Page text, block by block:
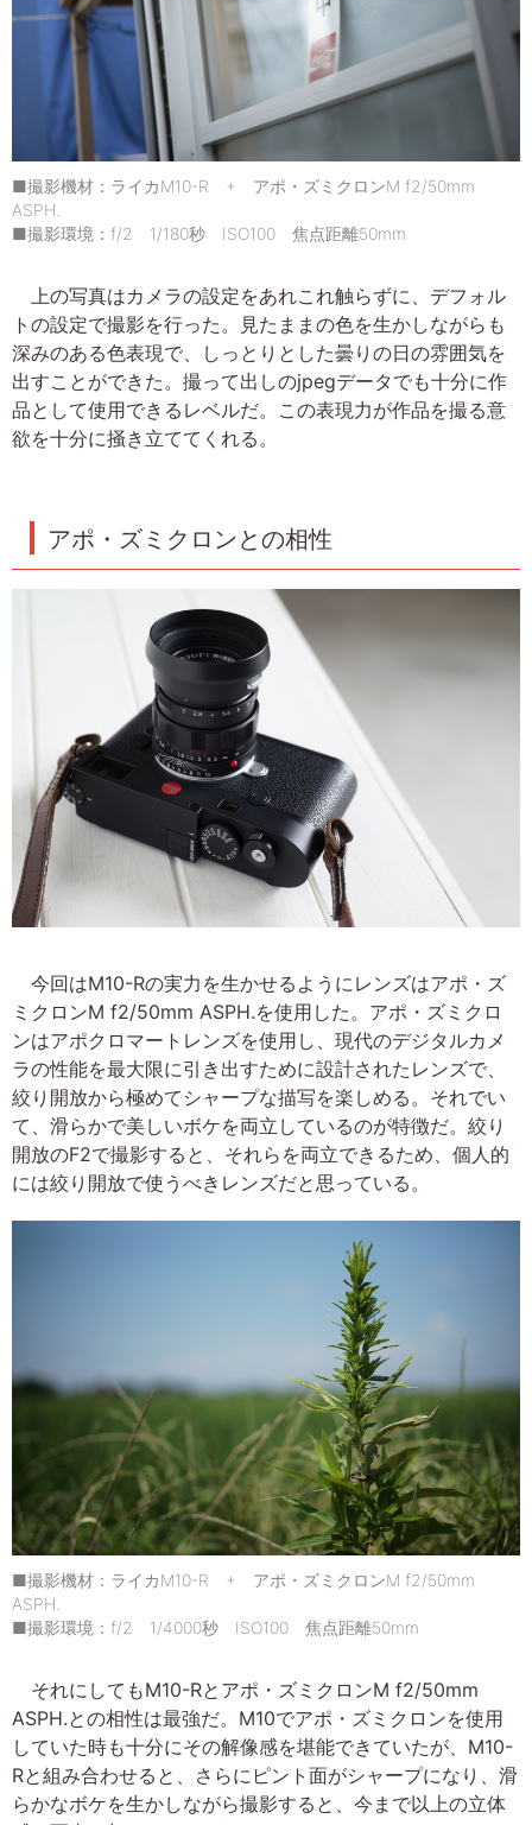
■撮影機材：ライカM10-R + アポ・ズミクロンM f2/50mm
ASPH.
■撮影環境：f/2 1/180秒 ISO100 焦点距離50mm
上の写真はカメラの設定をあれこれ触らずに、デフォル
トの設定で撮影を行った。見たままの色を生かしながらも
深みのある色表現で、しっとりとした曇りの日の雰囲気を
出すことができた。撮って出しのjpegデータでも十分に作
品として使用できるレベルだ。この表現力が作品を撮る意
欲を十分に掻き立ててくれる。
アポ・ズミクロンとの相性
今回はM10-Rの実力を生かせるようにレンズはアポ・ズ
ミクロンM f2/50mm ASPH.を使用した。アポ・ズミクロ
ンはアポクロマートレンズを使用し、現代のデジタルカメ
ラの性能を最大限に引き出すために設計されたレンズで、
絞り開放から極めてシャープな描写を楽しめる。それでい
て、滑らかで美しいボケを両立しているのが特徴だ。絞り
開放のF2で撮影すると、それらを両立できるため、個人的
には絞り開放で使うべきレンズだと思っている。
■撮影機材：ライカM10-R + アポ・ズミクロンM f2/50mm
ASPH.
■撮影環境：f/2 1/4000秒 ISO100 焦点距離50mm
それにしてもM10-Rとアポ・ズミクロンM f2/50mm
ASPH.との相性は最強だ。M10でアポ・ズミクロンを使用
していた時も十分にその解像感を堪能できていたが、M10-
Rと組み合わせると、さらにピント面がシャープになり、滑
らかなボケを生かしながら撮影すると、今まで以上の立体